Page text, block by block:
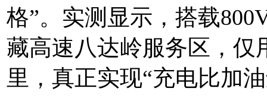
格”。实测显示，搭载
藏高速八达岭服务区，仅
里，真正实现“充电比加